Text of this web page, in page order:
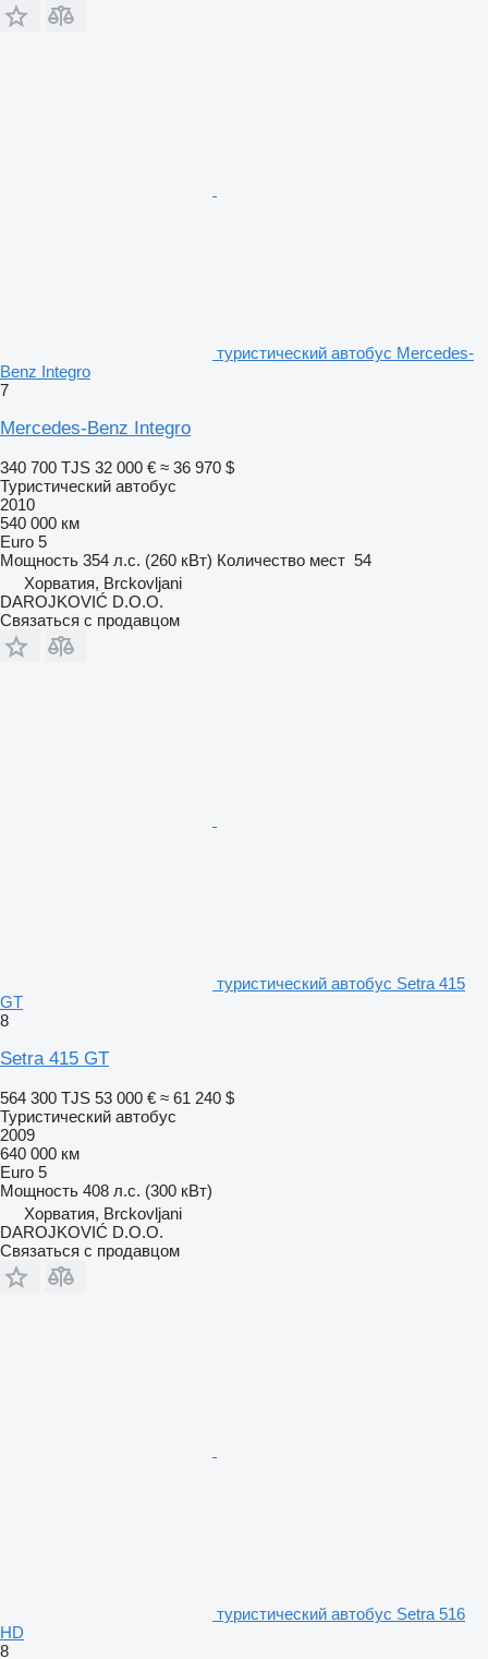
туристический автобус Mercedes-
Benz Integro
7
Mercedes-Benz Integro
340 700 TJS 32 000 € ≈ 36 970 $
Туристический автобус
2010
540 000 км
Euro 5
Мощность 354 л.с. (260 кВт) Количество мест 54
Хорватия, Brckovljani
DAROJKOVIĆ D.O.O.
Связаться с продавцом
туристический автобус Setra 415
GT
8
Setra 415 GT
564 300 TJS 53 000 € ≈ 61 240 $
Туристический автобус
2009
640 000 км
Euro 5
Мощность 408 л.с. (300 кВт)
Хорватия, Brckovljani
DAROJKOVIĆ D.O.O.
Связаться с продавцом
туристический автобус Setra 516
HD
8